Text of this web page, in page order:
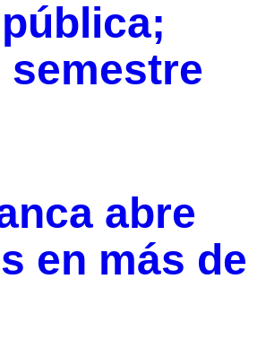
abre
en más de